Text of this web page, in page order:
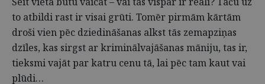
to atbildi rast ir visai grūti. Tomēr pirmām kārtām
droši vien pēc dziedināšanas alkst tās zemapziņas
dzīles, kas sirgst ar kriminālvajāšanas māniju, tas ir,
tieksmi vajāt par katru cenu tā, lai pēc tam kaut vai
plūdi…